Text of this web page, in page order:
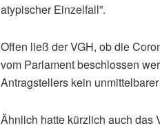
atypischer Einzelfall”.
Offen ließ der VGH, ob die
vom Parlament beschlossen
Antragstellers kein
Ähnlich hatte kürzlich auch das